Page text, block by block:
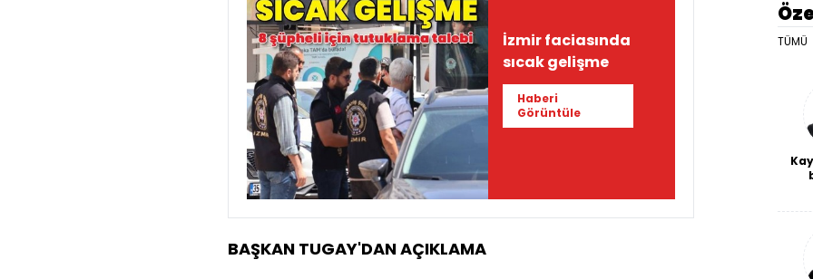
İzmir faciasında
sıcak gelişme
Haberi
Görüntüle
BAŞKAN TUGAY'DAN AÇIKLAMA
TÜMÜ